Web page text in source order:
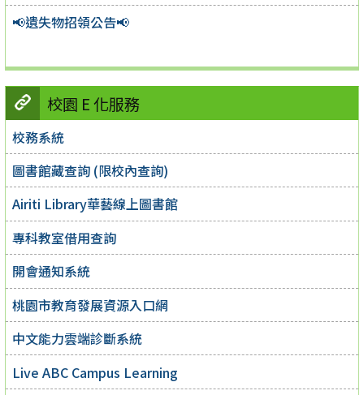
📢遺失物招領公告📢
校園 E 化服務
校務系統
圖書館藏查詢 (限校內查詢)
Airiti Library華藝線上圖書館
專科教室借用查詢
開會通知系統
桃園市教育發展資源入口網
中文能力雲端診斷系統
Live ABC Campus Learning